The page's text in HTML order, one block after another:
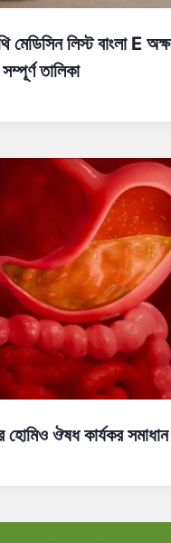
মেডিসিন লিস্ট বাংলা E
তালিকা
হোমিও ঔষধ কার্যকর সমাধান